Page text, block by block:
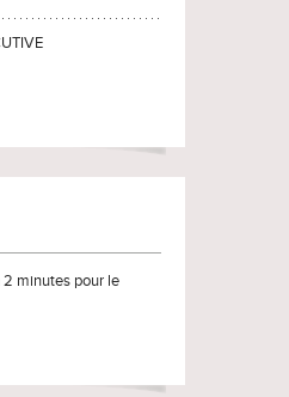
minutes pour le